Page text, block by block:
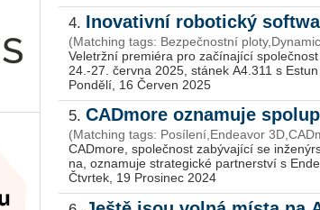
4. Inovativní robotický
(Matching tags: Bezpečnostní
Ve­letrž­ní pre­mi­é­ra pro za­čí­na­jí­cí
24.-27. červ­na 2025, stá­nek A4.311 s
Pondělí, 16 Červen 2025
5. CADmore oznamuje
(Matching tags: Posílení,En­dea­vor
CAD­mo­re, spo­leč­nost za­bý­va­jí­cí se
na, ozna­mu­je stra­te­gic­ké part­ner­ství s
Čtvrtek, 19 Prosinec 2024